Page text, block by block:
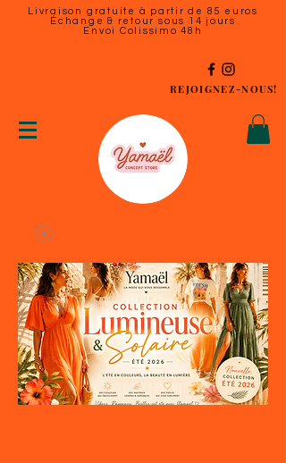
Livraison gratuite à partir de 85 euros
Échange & retour sous 14 jours
Envoi Colissimo 48h
REJOIGNEZ-NOUS!